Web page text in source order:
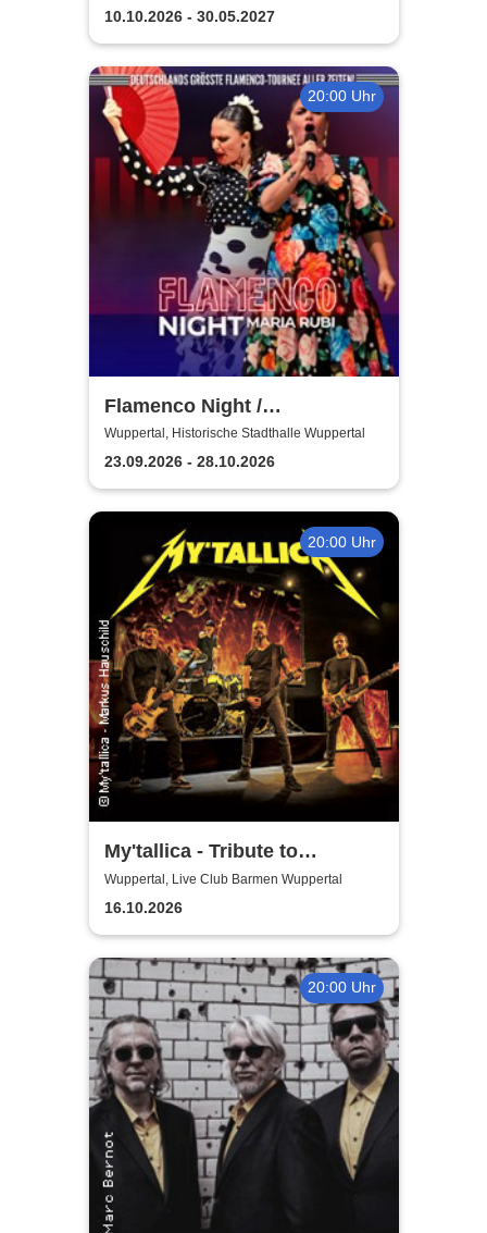
Demokratie | Talton Theater
10.10.2026 - 30.05.2027
20:00 Uhr
Flamenco Night /
Flamencomanía Tour 26/27 -
Deutschlands größte
Flamenco-Tournee
Wuppertal, Historische Stadthalle Wuppertal
23.09.2026 - 28.10.2026
20:00 Uhr
My'tallica - Tribute to
Metallica
Wuppertal, Live Club Barmen Wuppertal
16.10.2026
20:00 Uhr